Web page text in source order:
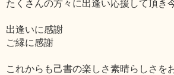
たくさんの方々に出逢い応援して頂き
出逢いに感謝
ご縁に感謝
これからも己書の楽しさ素晴らしさを